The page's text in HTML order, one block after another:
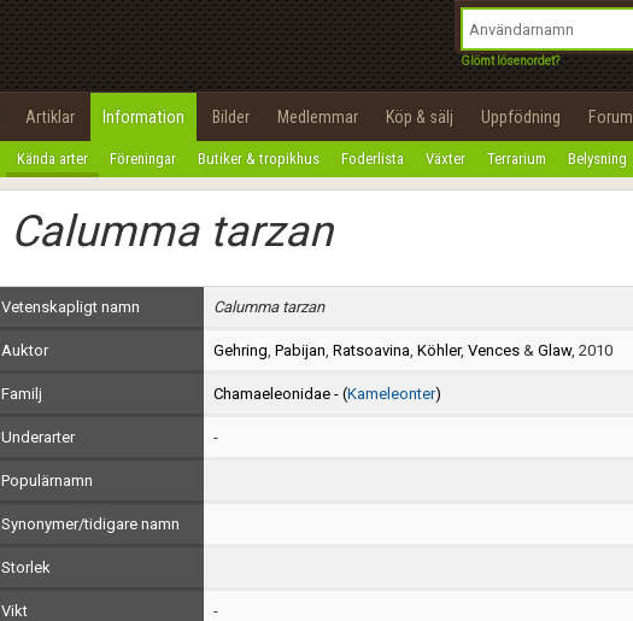
Glömt lösenordet?
Artiklar Information Bilder Medlemmar Köp & sälj Uppfödning Forum
Kända arter Föreningar Butiker & tropikhus Foderlista Växter Terrarium Belysning
Calumma tarzan
Vetenskapligt namn Calumma tarzan
Auktor Gehring, Pabijan, Ratsoavina, Köhler, Vences& Glaw, 2010
Familj Chamaeleonidae - (Kameleonter)
Underarter -
Populärnamn
Synonymer/tidigare namn
Storlek
Vikt -
Utför
100%
OK
integritetspolicy
Namn:
Epost:
Användarnamn:
Lösenord:
Privacy Policy
Terms of Service
Begär nytt lösenord
Tillbaka till förstasidan